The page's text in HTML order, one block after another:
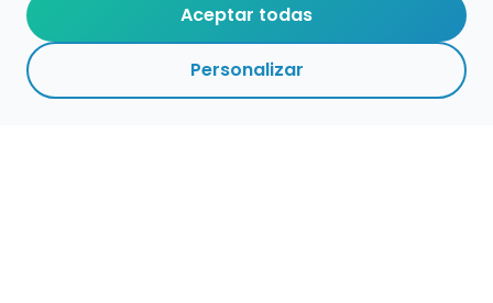
Aceptar todas
Personalizar